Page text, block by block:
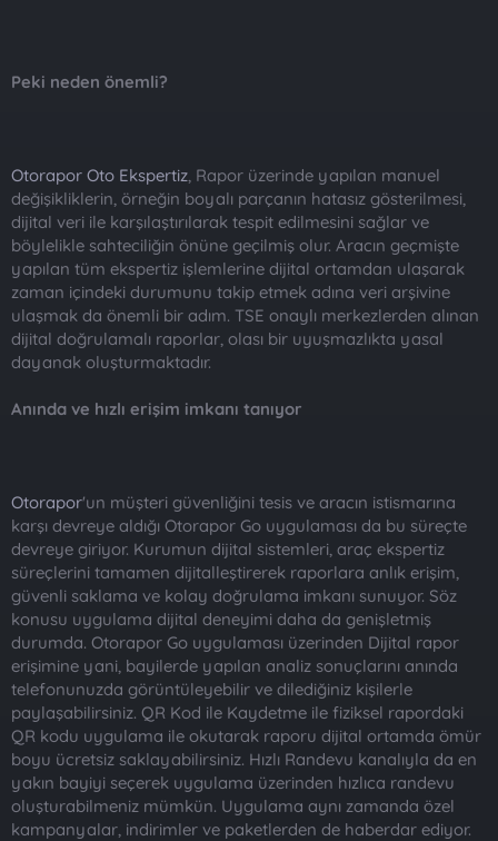
Peki neden önemli?
Otorapor Oto Ekspertiz , Rapor üzerinde yapılan manuel
değişikliklerin, örneğin boyalı parçanın hatasız gösterilmesi,
dijital veri ile karşılaştırılarak tespit edilmesini sağlar ve
böylelikle sahteciliğin önüne geçilmiş olur. Aracın geçmişte
yapılan tüm ekspertiz işlemlerine dijital ortamdan ulaşarak
zaman içindeki durumunu takip etmek adına veri arşivine
ulaşmak da önemli bir adım. TSE onaylı merkezlerden alınan
dijital doğrulamalı raporlar, olası bir uyuşmazlıkta yasal
dayanak oluşturmaktadır.
Anında ve hızlı erişim imkanı tanıyor
Otorapor'un müşteri güvenliğini tesis ve aracın istismarına
karşı devreye aldığı Otorapor Go uygulaması da bu süreçte
devreye giriyor. Kurumun dijital sistemleri, araç ekspertiz
süreçlerini tamamen dijitalleştirerek raporlara anlık erişim,
güvenli saklama ve kolay doğrulama imkanı sunuyor. Söz
konusu uygulama dijital deneyimi daha da genişletmiş
durumda. Otorapor Go uygulaması üzerinden Dijital rapor
erişimine yani, bayilerde yapılan analiz sonuçlarını anında
telefonunuzda görüntüleyebilir ve dilediğiniz kişilerle
paylaşabilirsiniz. QR Kod ile Kaydetme ile fiziksel rapordaki
QR kodu uygulama ile okutarak raporu dijital ortamda ömür
boyu ücretsiz saklayabilirsiniz. Hızlı Randevu kanalıyla da en
yakın bayiyi seçerek uygulama üzerinden hızlıca randevu
oluşturabilmeniz mümkün. Uygulama aynı zamanda özel
kampanyalar, indirimler ve paketlerden de haberdar ediyor.